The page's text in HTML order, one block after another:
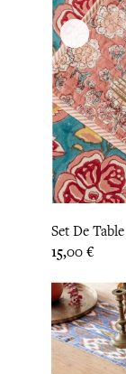
Set De
Prix
15,00 €